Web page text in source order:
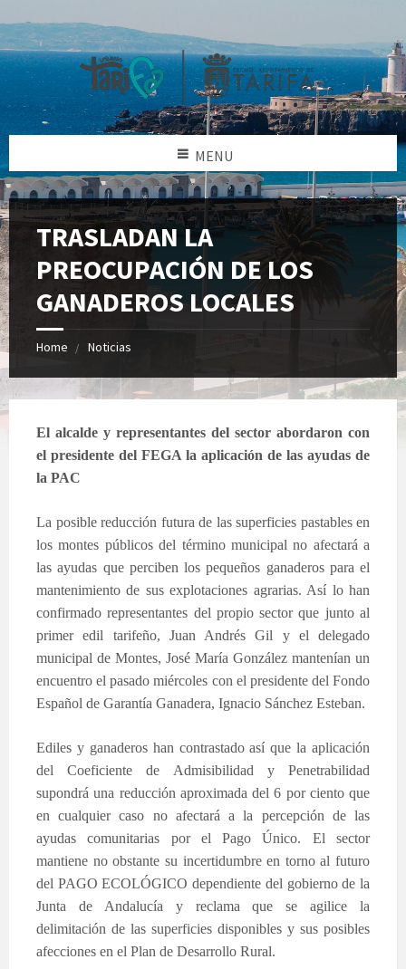
MENU
TRASLADAN LA
PREOCUPACIÓN DE LOS
GANADEROS LOCALES
Home Noticias
El alcalde y representantes del sector abordaron con
el presidente del FEGA la aplicación de las ayudas de
la PAC
La posible reducción futura de las superficies pastables en
los montes públicos del término municipal no afectará a
las ayudas que perciben los pequeños ganaderos para el
mantenimiento de sus explotaciones agrarias. Así lo han
confirmado representantes del propio sector que junto al
primer edil tarifeño, Juan Andrés Gil y el delegado
municipal de Montes, José María González mantenían un
encuentro el pasado miércoles con el presidente del Fondo
Español de Garantía Ganadera, Ignacio Sánchez Esteban.
Ediles y ganaderos han contrastado así que la aplicación
del Coeficiente de Admisibilidad y Penetrabilidad
supondrá una reducción aproximada del 6 por ciento que
en cualquier caso no afectará a la percepción de las
ayudas comunitarias por el Pago Único. El sector
mantiene no obstante su incertidumbre en torno al futuro
del PAGO ECOLÓGICO dependiente del gobierno de la
Junta de Andalucía y reclama que se agilice la
delimitación de las superficies disponibles y sus posibles
afecciones en el Plan de Desarrollo Rural.